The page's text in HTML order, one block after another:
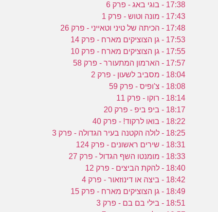
17:38 - בוגי באג - פרק 6
17:43 - מונה וטוש - פרק 1
17:48 - הכיתה של טיני וטאייני - פרק 26
17:53 - גן הצוציקים מארח - פרק 14
17:55 - גן הצוציקים מארח - פרק 10
17:57 - הארמון המתעורר - פרק 58
18:04 - מסביב לשעון - פרק 2
18:08 - צ'ופיס - פרק 59
18:14 - רוקו - פרק 11
18:17 - ביפ ביפ - פרק 20
18:22 - בואו לרקוד! - פרק 40
18:25 - לולה הקטנה בעיר הגדולה - פרק 3
18:31 - שירים ראשונים - פרק 124
18:33 - מומנטו השף הגדול - פרק 27
18:40 - להקת הביצים - פרק 12
18:42 - ביצה או דינוזאור - פרק 4
18:49 - גן הצוציקים מארח - פרק 15
18:51 - בילי בם בם - פרק 3